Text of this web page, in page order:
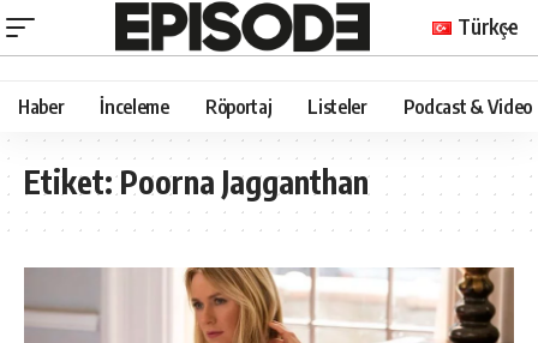
Türkçe
Haber İnceleme Röportaj Listeler Podcast & Video
Etiket:Poorna Jagganthan